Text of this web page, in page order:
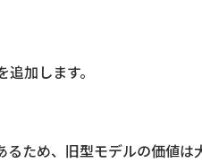
加します。
るため、旧型モデルの価値は